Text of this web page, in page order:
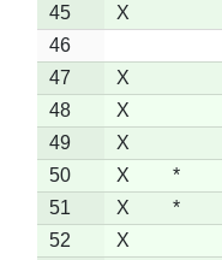
45
X
46
47
X
48
X
49
X
50
X *
51
X *
52
X